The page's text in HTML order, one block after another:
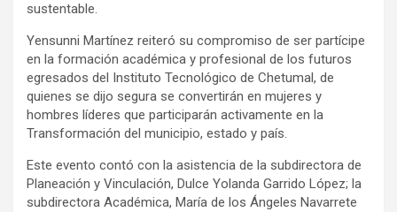
sustentable.
Yensunni Martínez reiteró su compromiso de ser partícipe
en la formación académica y profesional de los futuros
egresados del Instituto Tecnológico de Chetumal, de
quienes se dijo segura se convertirán en mujeres y
hombres líderes que participarán activamente en la
Transformación del municipio, estado y país.
Este evento contó con la asistencia de la subdirectora de
Planeación y Vinculación, Dulce Yolanda Garrido López; la
subdirectora Académica, María de los Ángeles Navarrete